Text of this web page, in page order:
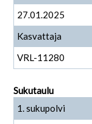
27.01.2025
Kasvattaja
VRL-11280
Sukutaulu
1. sukupolvi